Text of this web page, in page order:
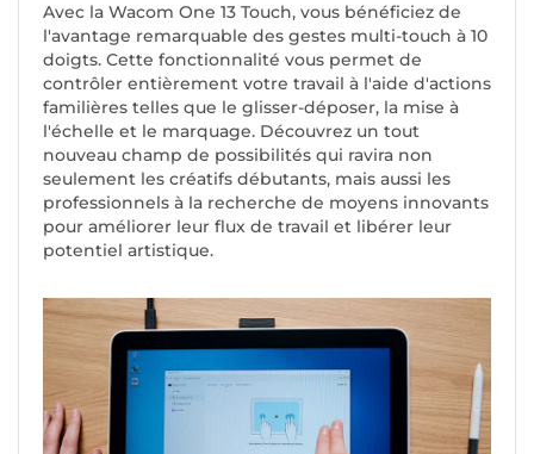
Avec la Wacom One 13 Touch, vous bénéficiez de
l'avantage remarquable des gestes multi-touch à 10
doigts. Cette fonctionnalité vous permet de
contrôler entièrement votre travail à l'aide d'actions
familières telles que le glisser-déposer, la mise à
l'échelle et le marquage. Découvrez un tout
nouveau champ de possibilités qui ravira non
seulement les créatifs débutants, mais aussi les
professionnels à la recherche de moyens innovants
pour améliorer leur flux de travail et libérer leur
potentiel artistique.